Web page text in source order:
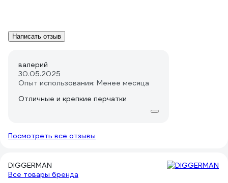
Написать отзыв
валерий
30.05.2025
Опыт использования: Менее месяца
Отличные и крепкие перчатки
Посмотреть все отзывы
DIGGERMAN
Все товары бренда